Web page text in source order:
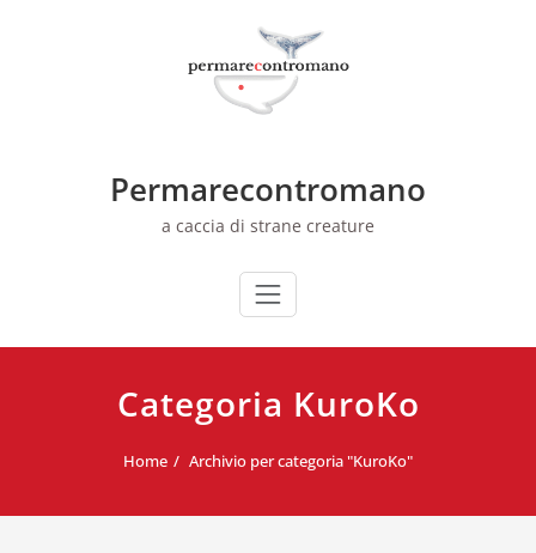
Permarecontromano
a caccia di strane creature
Categoria KuroKo
Home Archivio per categoria "KuroKo"